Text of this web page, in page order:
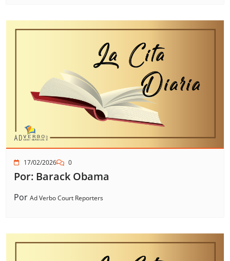
17/02/2026 0
Por: Barack Obama
Por Ad Verbo Court Reporters